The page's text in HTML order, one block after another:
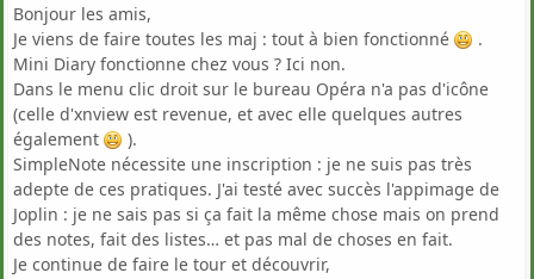
Bonjour les amis,
Je viens de faire toutes les maj : tout à bien fonctionné
.
Mini Diary fonctionne chez vous ? Ici non.
Dans le menu clic droit sur le bureau Opéra n'a pas d'icône
(celle d'xnview est revenue, et avec elle quelques autres
également
).
SimpleNote nécessite une inscription : je ne suis pas très
adepte de ces pratiques. J'ai testé avec succès l'appimage de
Joplin : je ne sais pas si ça fait la même chose mais on prend
des notes, fait des listes… et pas mal de choses en fait.
Je continue de faire le tour et découvrir,